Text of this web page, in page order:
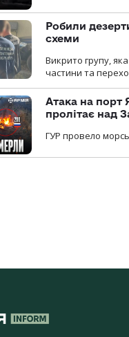
Робили
схеми
Викрито групу,
частини та
Атака на порт
пролітає над
ГУР провело